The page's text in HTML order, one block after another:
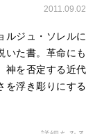
2011.09.02
ルジュ・ソレルに
いた書。革命にも
神を否定する近代
を浮き彫りにする